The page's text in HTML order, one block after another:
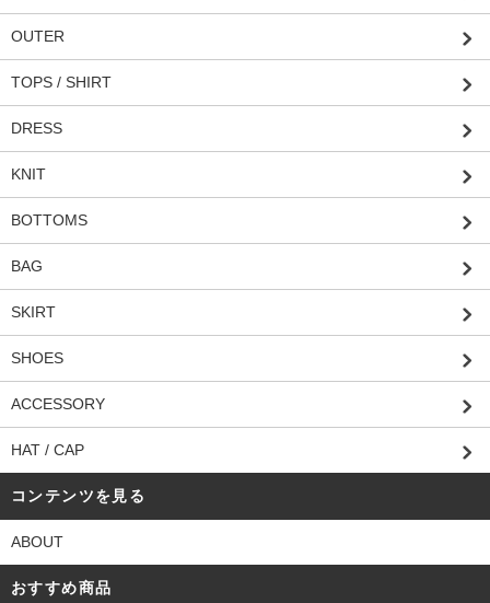
OUTER
TOPS / SHIRT
DRESS
KNIT
BOTTOMS
BAG
SKIRT
SHOES
ACCESSORY
HAT / CAP
コンテンツを見る
ABOUT
おすすめ商品